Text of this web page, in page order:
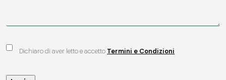
Dichiaro di aver letto e accetto Termini e Condizioni